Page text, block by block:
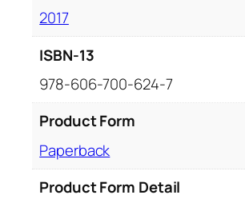
2017
ISBN-13
978-606-700-624-7
Product Form
Paperback
Product Form Detail